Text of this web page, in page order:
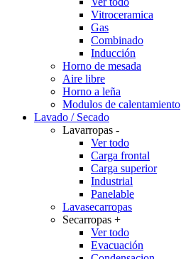
Vitroceramica
Gas
Combinado
Inducción
Horno de mesada
Aire libre
Horno a leña
Modulos de calentamiento
Lavado / Secado
Lavarropas -
Ver todo
Carga frontal
Carga superior
Industrial
Panelable
Lavasecarropas
Secarropas +
Ver todo
Evacuación